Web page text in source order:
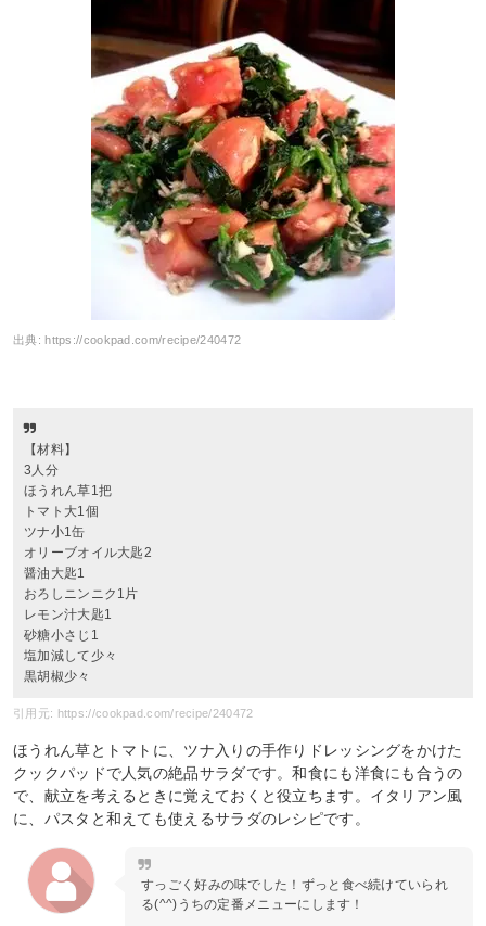
出典:https://cookpad.com/recipe/240472
【材料】
3人分
ほうれん草1把
トマト大1個
ツナ小1缶
オリーブオイル大匙2
醤油大匙1
おろしニンニク1片
レモン汁大匙1
砂糖小さじ1
塩加減して少々
黒胡椒少々
引用元: https://cookpad.com/recipe/240472
ほうれん草とトマトに、ツナ入りの手作りドレッシングをかけた
クックパッドで人気の絶品サラダです。和食にも洋食にも合うの
で、献立を考えるときに覚えておくと役立ちます。イタリアン風
に、パスタと和えても使えるサラダのレシピです。
すっごく好みの味でした！ずっと食べ続けていられ
る(^^)うちの定番メニューにします！